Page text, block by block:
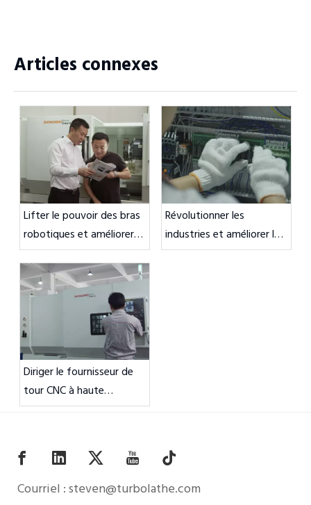
Articles connexes
Lifter le pouvoir des bras
robotiques et améliorer
les opérations de
précision
Révolutionner les
industries et améliorer les
opérations de précision
Diriger le fournisseur de
tour CNC à haute
précision
Courriel :steven@turbolathe.com